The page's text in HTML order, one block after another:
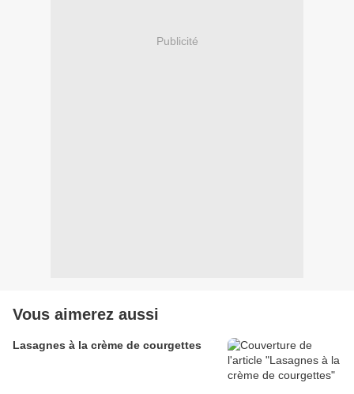
Publicité
Vous aimerez aussi
Lasagnes à la crème de courgettes